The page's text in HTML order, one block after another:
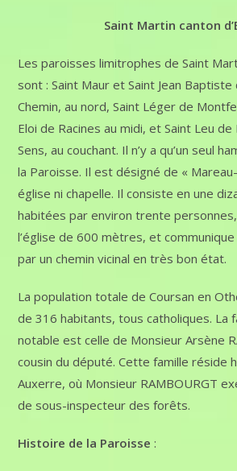
Saint Martin canton
Les paroisses limitrophes de Saint
sont : Saint Maur et Saint Jean Baptiste
Chemin, au nord, Saint Léger de
Eloi de Racines au midi, et Saint Leu
Sens, au couchant. Il n’y a qu’un seul
la Paroisse. Il est désigné de « Mareau-
église ni chapelle. Il consiste en une
habitées par environ trente
l’église de 600 mètres, et
par un chemin vicinal en très bon état.
La population totale de Coursan en
de 316 habitants, tous catholiques. La
notable est celle de Monsieur Arsène
cousin du député. Cette famille réside
Auxerre, où Monsieur RAMBOURGT
de sous-inspecteur des forêts.
Histoire de la Paroisse :